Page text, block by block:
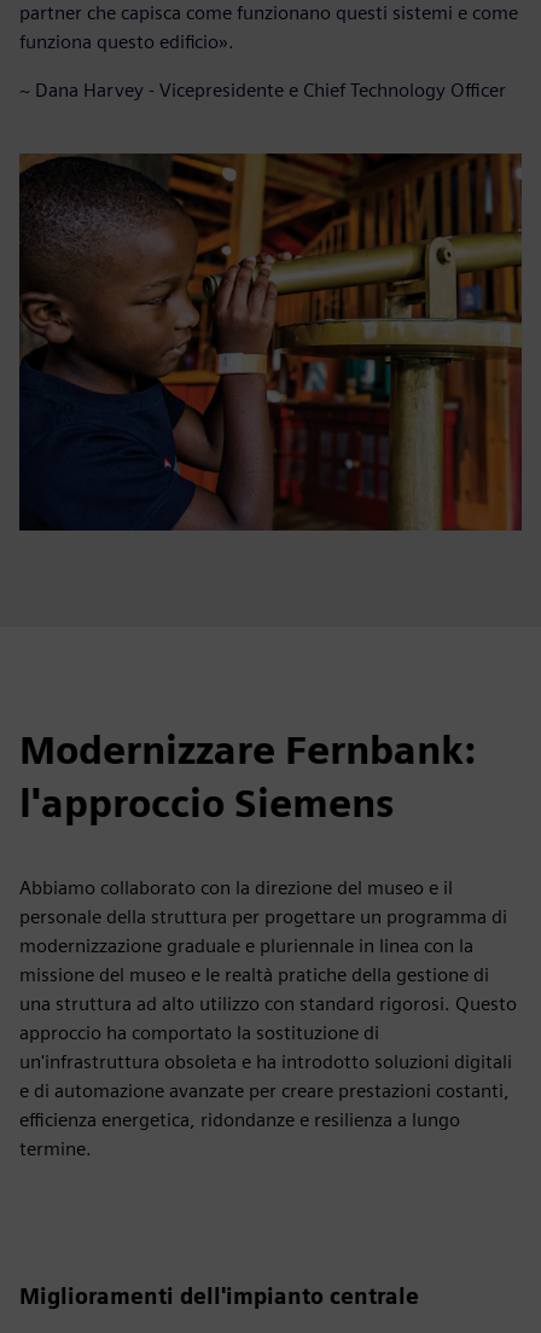
partner che capisca come funzionano questi sistemi e come
funziona questo edificio».
~ Dana Harvey - Vicepresidente e Chief Technology Officer
Modernizzare Fernbank:
l'approccio Siemens
Abbiamo collaborato con la direzione del museo e il
personale della struttura per progettare un programma di
modernizzazione graduale e pluriennale in linea con la
missione del museo e le realtà pratiche della gestione di
una struttura ad alto utilizzo con standard rigorosi. Questo
approccio ha comportato la sostituzione di
un'infrastruttura obsoleta e ha introdotto soluzioni digitali
e di automazione avanzate per creare prestazioni costanti,
efficienza energetica, ridondanze e resilienza a lungo
termine.
Miglioramenti dell'impianto centrale